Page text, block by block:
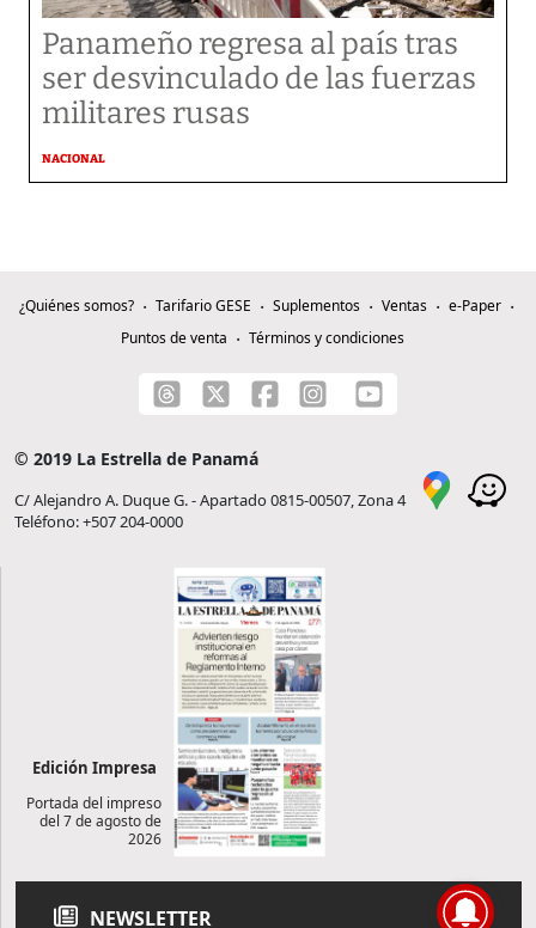
Panameño regresa al país tras
ser desvinculado de las fuerzas
militares rusas
NACIONAL
¿Quiénes somos? Tarifario GESE Suplementos Ventas
e-Paper
Puntos de venta
Términos y condiciones
© 2019 La Estrella de Panamá
C/ Alejandro A. Duque G. - Apartado 0815-00507, Zona 4
Teléfono: +507 204-0000
Edición Impresa
Portada del impreso
del 7 de agosto de
2026
NEWSLETTER